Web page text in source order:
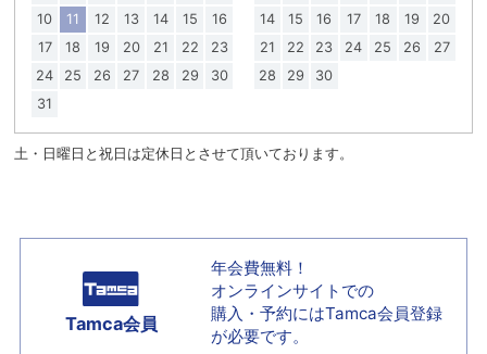
10
11 12 13 14 15
16
17
18 19 20 21 22
23
24
25 26 27 28 29
30
31
14
15 16 17 18 19
20
21
22 23 24 25 26
27
28
29 30
土・日曜日と祝日は定休日とさせて頂いております。
Tamca会員
年会費無料！
オンラインサイトでの
購入・予約にはTamca会員登録
が必要です。